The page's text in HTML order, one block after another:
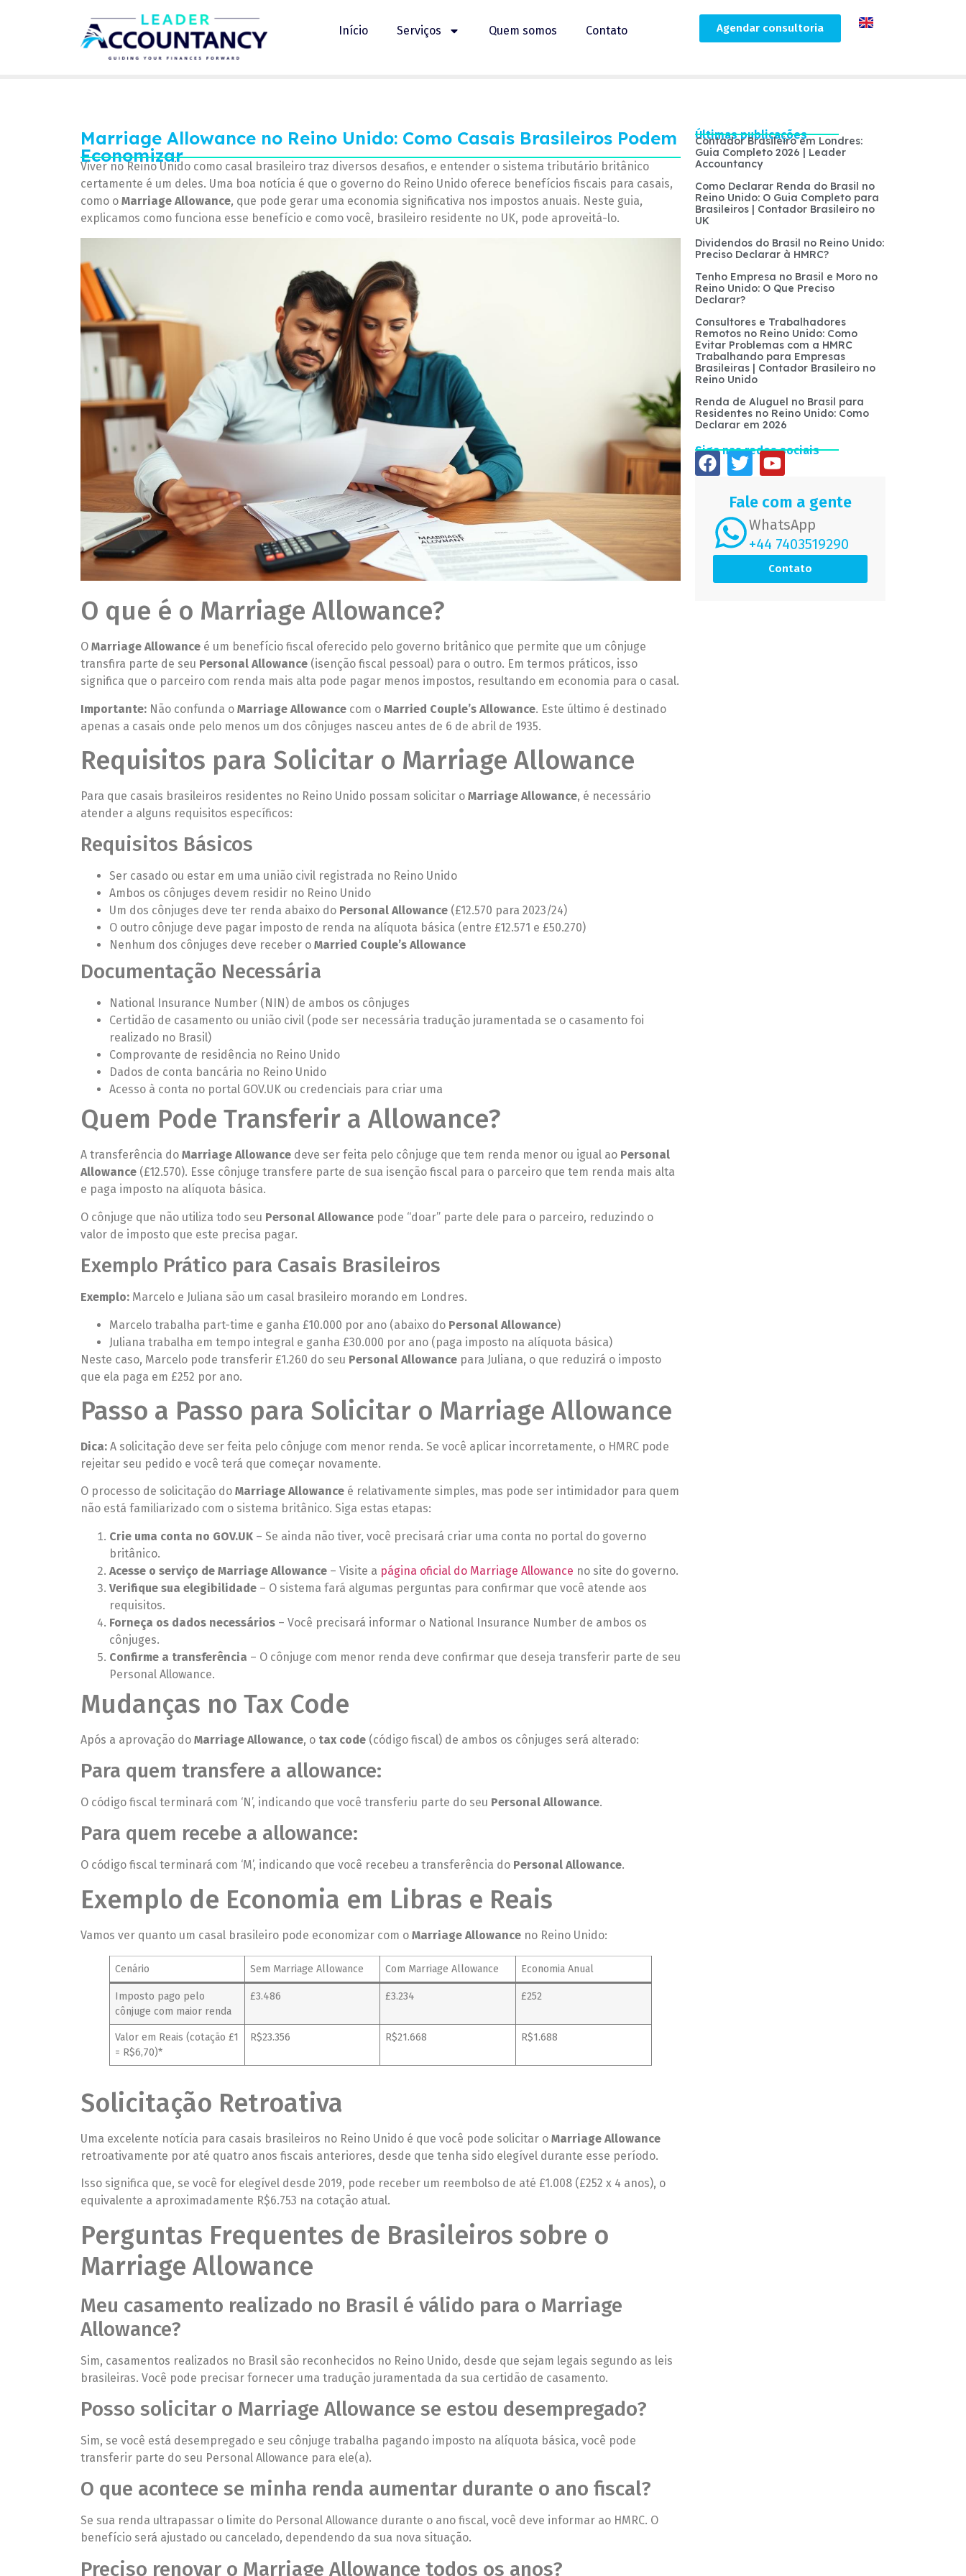
Início Serviços Quem somos Contato Agendar consultoria
Marriage Allowance no Reino Unido: Como Casais Brasileiros Podem
Economizar
Viver no Reino Unido como casal brasileiro traz diversos desafios, e entender o sistema tributário britânico
certamente é um deles. Uma boa notícia é que o governo do Reino Unido oferece benefícios fiscais para casais,
como o Marriage Allowance, que pode gerar uma economia significativa nos impostos anuais. Neste guia,
explicamos como funciona esse benefício e como você, brasileiro residente no UK, pode aproveitá-lo.
O que é o Marriage Allowance?
O Marriage Allowance é um benefício fiscal oferecido pelo governo britânico que permite que um cônjuge
transfira parte de seu Personal Allowance (isenção fiscal pessoal) para o outro. Em termos práticos, isso
significa que o parceiro com renda mais alta pode pagar menos impostos, resultando em economia para o casal.
Importante: Não confunda o Marriage Allowance com o Married Couple’s Allowance. Este último é destinado
apenas a casais onde pelo menos um dos cônjuges nasceu antes de 6 de abril de 1935.
Requisitos para Solicitar o Marriage Allowance
Para que casais brasileiros residentes no Reino Unido possam solicitar o Marriage Allowance, é necessário
atender a alguns requisitos específicos:
Requisitos Básicos
Ser casado ou estar em uma união civil registrada no Reino Unido
Ambos os cônjuges devem residir no Reino Unido
Um dos cônjuges deve ter renda abaixo do Personal Allowance (£12.570 para 2023/24)
O outro cônjuge deve pagar imposto de renda na alíquota básica (entre £12.571 e £50.270)
Nenhum dos cônjuges deve receber o Married Couple’s Allowance
Documentação Necessária
National Insurance Number (NIN) de ambos os cônjuges
Certidão de casamento ou união civil (pode ser necessária tradução juramentada se o casamento foi
realizado no Brasil)
Comprovante de residência no Reino Unido
Dados de conta bancária no Reino Unido
Acesso à conta no portal GOV.UK ou credenciais para criar uma
Quem Pode Transferir a Allowance?
A transferência do Marriage Allowance deve ser feita pelo cônjuge que tem renda menor ou igual ao Personal
Allowance (£12.570). Esse cônjuge transfere parte de sua isenção fiscal para o parceiro que tem renda mais alta
e paga imposto na alíquota básica.
O cônjuge que não utiliza todo seu Personal Allowance pode “doar” parte dele para o parceiro, reduzindo o
valor de imposto que este precisa pagar.
Exemplo Prático para Casais Brasileiros
Exemplo: Marcelo e Juliana são um casal brasileiro morando em Londres.
Marcelo trabalha part-time e ganha £10.000 por ano (abaixo do Personal Allowance)
Juliana trabalha em tempo integral e ganha £30.000 por ano (paga imposto na alíquota básica)
Neste caso, Marcelo pode transferir £1.260 do seu Personal Allowance para Juliana, o que reduzirá o imposto
que ela paga em £252 por ano.
Passo a Passo para Solicitar o Marriage Allowance
Dica: A solicitação deve ser feita pelo cônjuge com menor renda. Se você aplicar incorretamente, o HMRC pode
rejeitar seu pedido e você terá que começar novamente.
O processo de solicitação do Marriage Allowance é relativamente simples, mas pode ser intimidador para quem
não está familiarizado com o sistema britânico. Siga estas etapas:
Crie uma conta no GOV.UK – Se ainda não tiver, você precisará criar uma conta no portal do governo
britânico.
Acesse o serviço de Marriage Allowance – Visite a página oficial do Marriage Allowance no site do governo.
Verifique sua elegibilidade – O sistema fará algumas perguntas para confirmar que você atende aos
requisitos.
Forneça os dados necessários – Você precisará informar o National Insurance Number de ambos os
cônjuges.
Confirme a transferência – O cônjuge com menor renda deve confirmar que deseja transferir parte de seu
Personal Allowance.
Mudanças no Tax Code
Após a aprovação do Marriage Allowance, o tax code (código fiscal) de ambos os cônjuges será alterado:
Para quem transfere a allowance:
O código fiscal terminará com ‘N’, indicando que você transferiu parte do seu Personal Allowance.
Para quem recebe a allowance:
O código fiscal terminará com ‘M’, indicando que você recebeu a transferência do Personal Allowance.
Exemplo de Economia em Libras e Reais
Vamos ver quanto um casal brasileiro pode economizar com o Marriage Allowance no Reino Unido:
Cenário Sem Marriage Allowance Com Marriage Allowance Economia Anual
Imposto pago pelo
cônjuge com maior renda
£3.486 £3.234 £252
Valor em Reais (cotação £1
= R$6,70)*
R$23.356 R$21.668 R$1.688
Solicitação Retroativa
Uma excelente notícia para casais brasileiros no Reino Unido é que você pode solicitar o Marriage Allowance
retroativamente por até quatro anos fiscais anteriores, desde que tenha sido elegível durante esse período.
Isso significa que, se você for elegível desde 2019, pode receber um reembolso de até £1.008 (£252 x 4 anos), o
equivalente a aproximadamente R$6.753 na cotação atual.
Perguntas Frequentes de Brasileiros sobre o
Marriage Allowance
Meu casamento realizado no Brasil é válido para o Marriage
Allowance?
Sim, casamentos realizados no Brasil são reconhecidos no Reino Unido, desde que sejam legais segundo as leis
brasileiras. Você pode precisar fornecer uma tradução juramentada da sua certidão de casamento.
Posso solicitar o Marriage Allowance se estou desempregado?
Sim, se você está desempregado e seu cônjuge trabalha pagando imposto na alíquota básica, você pode
transferir parte do seu Personal Allowance para ele(a).
O que acontece se minha renda aumentar durante o ano fiscal?
Se sua renda ultrapassar o limite do Personal Allowance durante o ano fiscal, você deve informar ao HMRC. O
benefício será ajustado ou cancelado, dependendo da sua nova situação.
Preciso renovar o Marriage Allowance todos os anos?
Últimas publicações
Contador Brasileiro em Londres:
Guia Completo 2026 | Leader
Accountancy
Como Declarar Renda do Brasil no
Reino Unido: O Guia Completo para
Brasileiros | Contador Brasileiro no
UK
Dividendos do Brasil no Reino Unido:
Preciso Declarar à HMRC?
Tenho Empresa no Brasil e Moro no
Reino Unido: O Que Preciso
Declarar?
Consultores e Trabalhadores
Remotos no Reino Unido: Como
Evitar Problemas com a HMRC
Trabalhando para Empresas
Brasileiras | Contador Brasileiro no
Reino Unido
Renda de Aluguel no Brasil para
Residentes no Reino Unido: Como
Declarar em 2026
Siga nas redes sociais
Fale com a gente
WhatsApp
+44 7403519290
Contato